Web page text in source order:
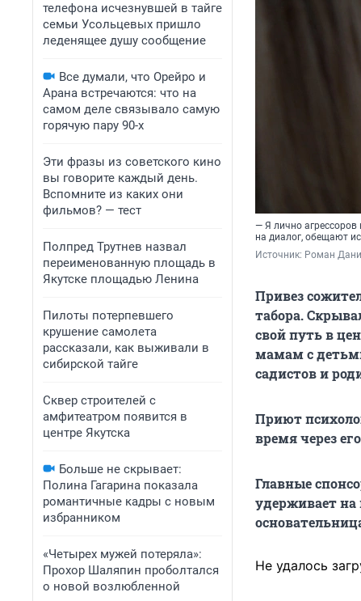
телефона исчезнувшей в тайге
семьи Усольцевых пришло
леденящее душу сообщение
Все думали, что Орейро и
Арана встречаются: что на
самом деле связывало самую
горячую пару 90-х
Эти фразы из советского кино
вы говорите каждый день.
Вспомните из каких они
фильмов? — тест
Полпред Трутнев назвал
переименованную площадь в
Якутске площадью Ленина
Пилоты потерпевшего
крушение самолета
рассказали, как выживали в
сибирской тайге
Сквер строителей с
амфитеатром появится в
центре Якутска
Больше не скрывает:
Полина Гагарина показала
романтичные кадры с новым
избранником
«Четырех мужей потеряла»:
Прохор Шаляпин проболтался
о новой возлюбленной
— Я лично агрессоров
на диалог, обещают
Источник: Роман
Привез
табора.
свой путь в
мамам с
садистов и
Приют
время через
Главные
удерживает на
Не удалось